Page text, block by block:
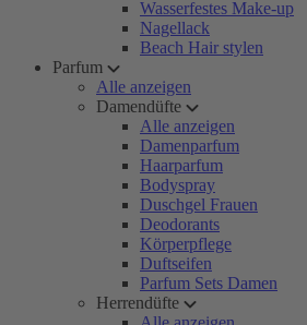
Wasserfestes Make-up
Nagellack
Beach Hair stylen
Parfum
Alle anzeigen
Damendüfte
Alle anzeigen
Damenparfum
Haarparfum
Bodyspray
Duschgel Frauen
Deodorants
Körperpflege
Duftseifen
Parfum Sets Damen
Herrendüfte